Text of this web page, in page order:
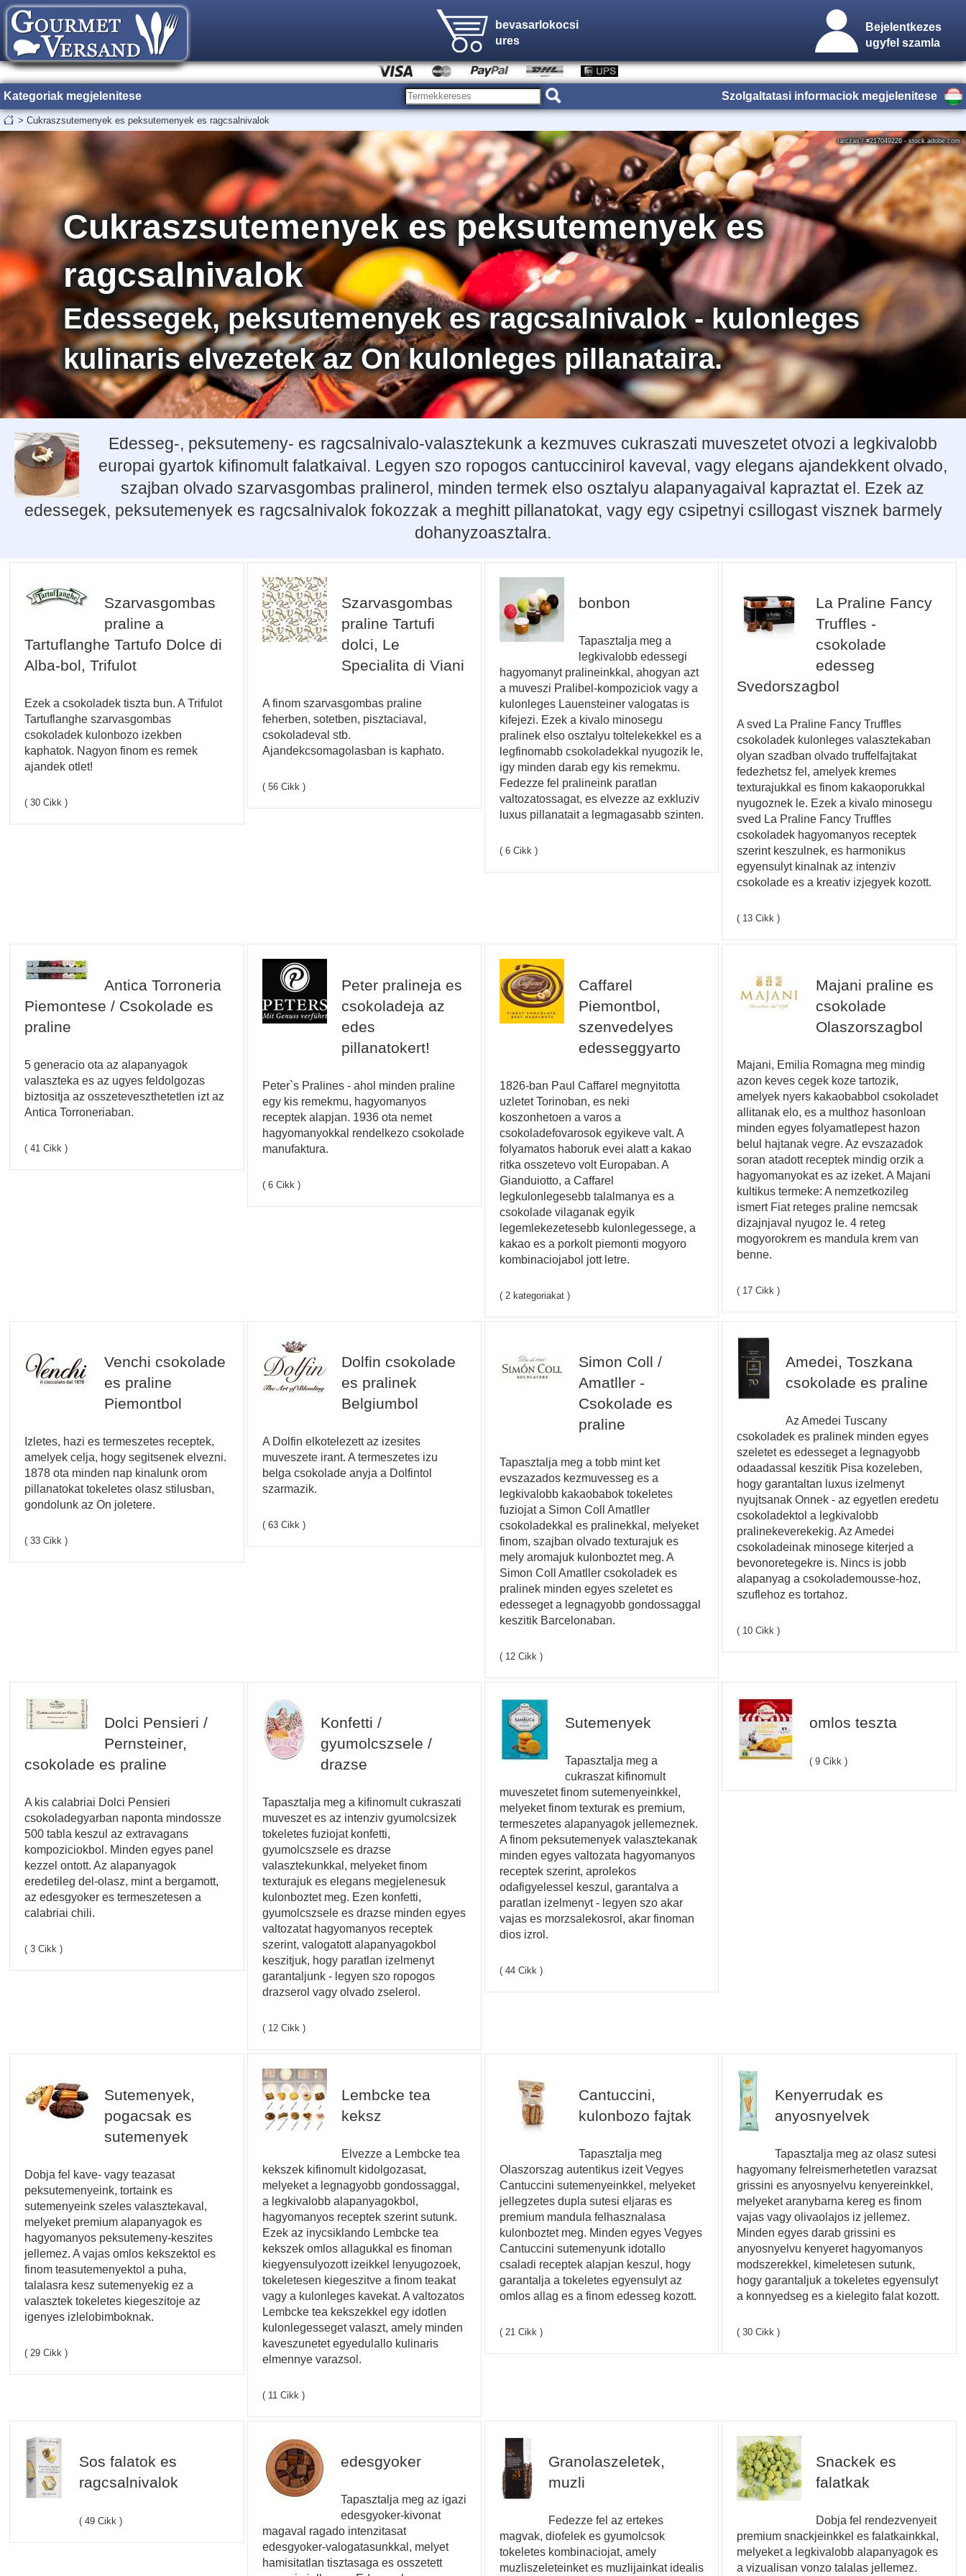
bevasarlokocsi
ures
Bejelentkezes
ugyfel szamla
Kategoriak megjelenitese Szolgaltatasi informaciok megjelenitese
> Cukraszsutemenyek es peksutemenyek es ragcsalnivalok
Cukraszsutemenyek es peksutemenyek es
ragcsalnivalok
Edessegek, peksutemenyek es ragcsalnivalok - kulonleges
kulinaris elvezetek az On kulonleges pillanataira.
tarczas / #217049226 - stock.adobe.com
Edesseg-, peksutemeny- es ragcsalnivalo-valasztekunk a kezmuves cukraszati muveszetet otvozi a legkivalobb
europai gyartok kifinomult falatkaival. Legyen szo ropogos cantuccinirol kaveval, vagy elegans ajandekkent olvado,
szajban olvado szarvasgombas pralinerol, minden termek elso osztalyu alapanyagaival kapraztat el. Ezek az
edessegek, peksutemenyek es ragcsalnivalok fokozzak a meghitt pillanatokat, vagy egy csipetnyi csillogast visznek barmely
dohanyzoasztalra.
Szarvasgombas
praline a
Tartuflanghe Tartufo Dolce di
Alba-bol, Trifulot
Ezek a csokoladek tiszta bun. A Trifulot
Tartuflanghe szarvasgombas
csokoladek kulonbozo izekben
kaphatok. Nagyon finom es remek
ajandek otlet!
( 30 Cikk )
Szarvasgombas
praline Tartufi
dolci, Le
Specialita di Viani
A finom szarvasgombas praline
feherben, sotetben, pisztaciaval,
csokoladeval stb.
Ajandekcsomagolasban is kaphato.
( 56 Cikk )
bonbon
Tapasztalja meg a
legkivalobb edessegi
hagyomanyt pralineinkkal, ahogyan azt
a muveszi Pralibel-kompoziciok vagy a
kulonleges Lauensteiner valogatas is
kifejezi. Ezek a kivalo minosegu
pralinek elso osztalyu toltelekekkel es a
legfinomabb csokoladekkal nyugozik le,
igy minden darab egy kis remekmu.
Fedezze fel pralineink paratlan
valtozatossagat, es elvezze az exkluziv
luxus pillanatait a legmagasabb szinten.
( 6 Cikk )
La Praline Fancy
Truffles -
csokolade
edesseg
Svedorszagbol
A sved La Praline Fancy Truffles
csokoladek kulonleges valasztekaban
olyan szadban olvado truffelfajtakat
fedezhetsz fel, amelyek kremes
texturajukkal es finom kakaoporukkal
nyugoznek le. Ezek a kivalo minosegu
sved La Praline Fancy Truffles
csokoladek hagyomanyos receptek
szerint keszulnek, es harmonikus
egyensulyt kinalnak az intenziv
csokolade es a kreativ izjegyek kozott.
( 13 Cikk )
Antica Torroneria
Piemontese / Csokolade es
praline
5 generacio ota az alapanyagok
valaszteka es az ugyes feldolgozas
biztositja az osszeteveszthetetlen izt az
Antica Torroneriaban.
( 41 Cikk )
Peter pralineja es
csokoladeja az
edes
pillanatokert!
Peter`s Pralines - ahol minden praline
egy kis remekmu, hagyomanyos
receptek alapjan. 1936 ota nemet
hagyomanyokkal rendelkezo csokolade
manufaktura.
( 6 Cikk )
Caffarel
Piemontbol,
szenvedelyes
edesseggyarto
1826-ban Paul Caffarel megnyitotta
uzletet Torinoban, es neki
koszonhetoen a varos a
csokoladefovarosok egyikeve valt. A
folyamatos haboruk evei alatt a kakao
ritka osszetevo volt Europaban. A
Gianduiotto, a Caffarel
legkulonlegesebb talalmanya es a
csokolade vilaganak egyik
legemlekezetesebb kulonlegessege, a
kakao es a porkolt piemonti mogyoro
kombinaciojabol jott letre.
( 2 kategoriakat )
Majani praline es
csokolade
Olaszorszagbol
Majani, Emilia Romagna meg mindig
azon keves cegek koze tartozik,
amelyek nyers kakaobabbol csokoladet
allitanak elo, es a multhoz hasonloan
minden egyes folyamatlepest hazon
belul hajtanak vegre. Az evszazadok
soran atadott receptek mindig orzik a
hagyomanyokat es az izeket. A Majani
kultikus termeke: A nemzetkozileg
ismert Fiat reteges praline nemcsak
dizajnjaval nyugoz le. 4 reteg
mogyorokrem es mandula krem van
benne.
( 17 Cikk )
Venchi csokolade
es praline
Piemontbol
Izletes, hazi es termeszetes receptek,
amelyek celja, hogy segitsenek elvezni.
1878 ota minden nap kinalunk orom
pillanatokat tokeletes olasz stilusban,
gondolunk az On joletere.
( 33 Cikk )
Dolfin csokolade
es pralinek
Belgiumbol
A Dolfin elkotelezett az izesites
muveszete irant. A termeszetes izu
belga csokolade anyja a Dolfintol
szarmazik.
( 63 Cikk )
Simon Coll /
Amatller -
Csokolade es
praline
Tapasztalja meg a tobb mint ket
evszazados kezmuvesseg es a
legkivalobb kakaobabok tokeletes
fuziojat a Simon Coll Amatller
csokoladekkal es pralinekkal, melyeket
finom, szajban olvado texturajuk es
mely aromajuk kulonboztet meg. A
Simon Coll Amatller csokoladek es
pralinek minden egyes szeletet es
edesseget a legnagyobb gondossaggal
keszitik Barcelonaban.
( 12 Cikk )
Amedei, Toszkana
csokolade es praline
Az Amedei Tuscany
csokoladek es pralinek minden egyes
szeletet es edesseget a legnagyobb
odaadassal keszitik Pisa kozeleben,
hogy garantaltan luxus izelmenyt
nyujtsanak Onnek - az egyetlen eredetu
csokoladektol a legkivalobb
pralinekeverekekig. Az Amedei
csokoladeinak minosege kiterjed a
bevonoretegekre is. Nincs is jobb
alapanyag a csokolademousse-hoz,
szuflehoz es tortahoz.
( 10 Cikk )
Dolci Pensieri /
Pernsteiner,
csokolade es praline
A kis calabriai Dolci Pensieri
csokoladegyarban naponta mindossze
500 tabla keszul az extravagans
kompoziciokbol. Minden egyes panel
kezzel ontott. Az alapanyagok
eredetileg del-olasz, mint a bergamott,
az edesgyoker es termeszetesen a
calabriai chili.
( 3 Cikk )
Konfetti /
gyumolcszsele /
drazse
Tapasztalja meg a kifinomult cukraszati
muveszet es az intenziv gyumolcsizek
tokeletes fuziojat konfetti,
gyumolcszsele es drazse
valasztekunkkal, melyeket finom
texturajuk es elegans megjelenesuk
kulonboztet meg. Ezen konfetti,
gyumolcszsele es drazse minden egyes
valtozatat hagyomanyos receptek
szerint, valogatott alapanyagokbol
keszitjuk, hogy paratlan izelmenyt
garantaljunk - legyen szo ropogos
drazserol vagy olvado zselerol.
( 12 Cikk )
Sutemenyek
Tapasztalja meg a
cukraszat kifinomult
muveszetet finom sutemenyeinkkel,
melyeket finom texturak es premium,
termeszetes alapanyagok jellemeznek.
A finom peksutemenyek valasztekanak
minden egyes valtozata hagyomanyos
receptek szerint, aprolekos
odafigyelessel keszul, garantalva a
paratlan izelmenyt - legyen szo akar
vajas es morzsalekosrol, akar finoman
dios izrol.
( 44 Cikk )
omlos teszta
( 9 Cikk )
Sutemenyek,
pogacsak es
sutemenyek
Dobja fel kave- vagy teazasat
peksutemenyeink, tortaink es
sutemenyeink szeles valasztekaval,
melyeket premium alapanyagok es
hagyomanyos peksutemeny-keszites
jellemez. A vajas omlos kekszektol es
finom teasutemenyektol a puha,
talalasra kesz sutemenyekig ez a
valasztek tokeletes kiegeszitoje az
igenyes izlelobimboknak.
( 29 Cikk )
Lembcke tea
keksz
Elvezze a Lembcke tea
kekszek kifinomult kidolgozasat,
melyeket a legnagyobb gondossaggal,
a legkivalobb alapanyagokbol,
hagyomanyos receptek szerint sutunk.
Ezek az inycsiklando Lembcke tea
kekszek omlos allagukkal es finoman
kiegyensulyozott izeikkel lenyugozoek,
tokeletesen kiegeszitve a finom teakat
vagy a kulonleges kavekat. A valtozatos
Lembcke tea kekszekkel egy idotlen
kulonlegesseget valaszt, amely minden
kaveszunetet egyedulallo kulinaris
elmennye varazsol.
( 11 Cikk )
Cantuccini,
kulonbozo fajtak
Tapasztalja meg
Olaszorszag autentikus izeit Vegyes
Cantuccini sutemenyeinkkel, melyeket
jellegzetes dupla sutesi eljaras es
premium mandula felhasznalasa
kulonboztet meg. Minden egyes Vegyes
Cantuccini sutemenyunk idotallo
csaladi receptek alapjan keszul, hogy
garantalja a tokeletes egyensulyt az
omlos allag es a finom edesseg kozott.
( 21 Cikk )
Kenyerrudak es
anyosnyelvek
Tapasztalja meg az olasz sutesi
hagyomany felreismerhetetlen varazsat
grissini es anyosnyelvu kenyereinkkel,
melyeket aranybarna kereg es finom
vajas vagy olivaolajos iz jellemez.
Minden egyes darab grissini es
anyosnyelvu kenyeret hagyomanyos
modszerekkel, kimeletesen sutunk,
hogy garantaljuk a tokeletes egyensulyt
a konnyedseg es a kielegito falat kozott.
( 30 Cikk )
Sos falatok es
ragcsalnivalok
( 49 Cikk )
edesgyoker
Tapasztalja meg az igazi
edesgyoker-kivonat
magaval ragado intenzitasat
edesgyoker-valogatasunkkal, melyet
hamisitatlan tisztasaga es osszetett
Granolaszeletek,
muzli
Fedezze fel az ertekes
magvak, diofelek es gyumolcsok
tokeletes kombinaciojat, amely
muzliszeleteinket es muzlijainkat idealis
Snackek es
falatkak
Dobja fel rendezvenyeit
premium snackjeinkkel es falatkainkkal,
melyeket a legkivalobb alapanyagok es
a vizualisan vonzo talalas jellemez.